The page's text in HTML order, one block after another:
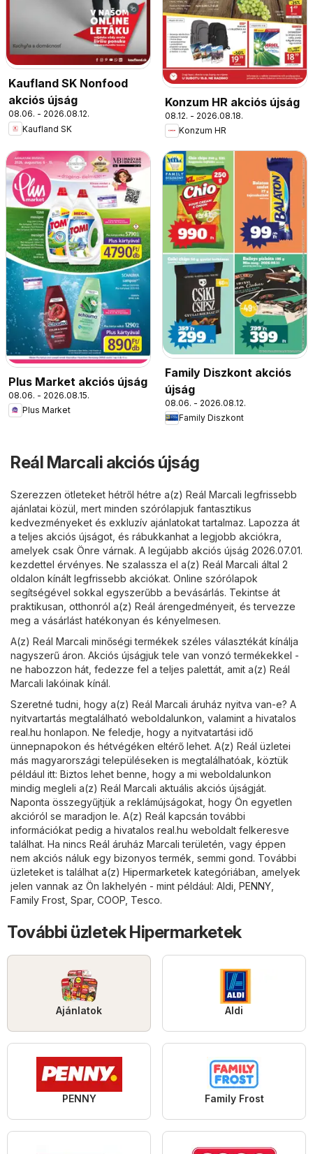
Kaufland SK Nonfood
akciós újság
08.06. - 2026.08.12.
Kaufland SK
Konzum HR akciós újság
08.12. - 2026.08.18.
Konzum HR
Plus Market akciós újság
08.06. - 2026.08.15.
Plus Market
Family Diszkont akciós
újság
08.06. - 2026.08.12.
Family Diszkont
Reál Marcali akciós újság
Szerezzen ötleteket hétről hétre a(z) Reál Marcali legfrissebb
ajánlatai közül, mert minden szórólapjuk fantasztikus
kedvezményeket és exkluzív ajánlatokat tartalmaz. Lapozza át
a teljes akciós újságot, és rábukkanhat a legjobb akciókra,
amelyek csak Önre várnak. A legújabb akciós újság 2026.07.01.
kezdettel érvényes. Ne szalassza el a(z) Reál Marcali által 2
oldalon kínált legfrissebb akciókat. Online szórólapok
segítségével sokkal egyszerűbb a bevásárlás. Tekintse át
praktikusan, otthonról a(z) Reál árengedményeit, és tervezze
meg a vásárlást hatékonyan és kényelmesen.
A(z) Reál Marcali minőségi termékek széles választékát kínálja
nagyszerű áron. Akciós újságjuk tele van vonzó termékekkel -
ne habozzon hát, fedezze fel a teljes palettát, amit a(z) Reál
Marcali lakóinak kínál.
Szeretné tudni, hogy a(z) Reál Marcali áruház nyitva van-e? A
nyitvartartás megtalálható weboldalunkon, valamint a hivatalos
real.hu honlapon. Ne feledje, hogy a nyitvatartási idő
ünnepnapokon és hétvégéken eltérő lehet. A(z) Reál üzletei
más magyarországi településeken is megtalálhatóak, köztük
például itt: Biztos lehet benne, hogy a mi weboldalunkon
mindig megleli a(z) Reál Marcali aktuális akciós újságját.
Naponta összegyűjtjük a reklámújságokat, hogy Ön egyetlen
akcióról se maradjon le. A(z) Reál kapcsán további
információkat pedig a hivatalos real.hu weboldalt felkeresve
találhat. Ha nincs Reál áruház Marcali területén, vagy éppen
nem akciós náluk egy bizonyos termék, semmi gond. További
üzleteket is találhat a(z) Hipermarketek kategóriában, amelyek
jelen vannak az Ön lakhelyén - mint például: Aldi PENNY
Family Frost Spar, COOP Tesco.
További üzletek Hipermarketek
Ajánlatok Aldi
PENNY Family Frost